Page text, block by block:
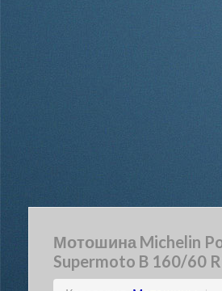
Мотошина Michelin
Supermoto B 160/60